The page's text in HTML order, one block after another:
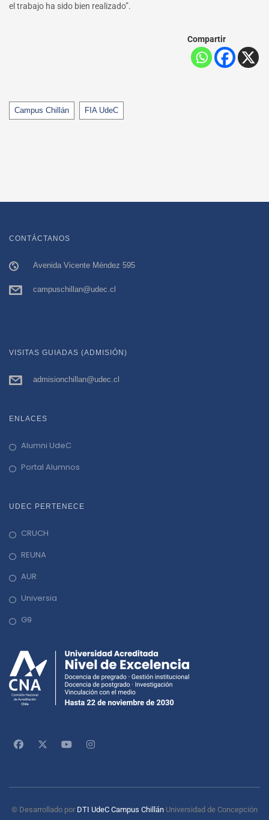
el trabajo ha sido bien realizado”.
Compartir
Tags
Campus Chillán FIA UdeC
CONTÁCTANOS
Avenida Vicente Méndez 595
campuschillan@udec.cl
VISITAS GUIADAS (ADMISIÓN)
admisionchillan@udec.cl
ENLACES
Alumni UdeC
Portal Alumnos
UDEC PERTENECE
CRUCH
REUNA
AUR
Universia
G9
© Desarrollado por DTI UdeC Campus Chillán Universidad de Concepción